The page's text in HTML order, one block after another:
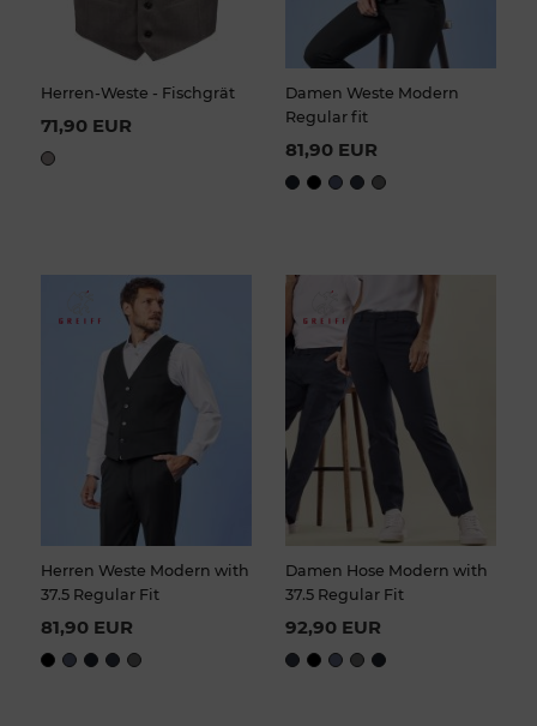
Herren-Weste - Fischgrät
71,90 EUR
Damen Weste Modern
Regular fit
81,90 EUR
Herren Weste Modern with
37.5 Regular Fit
81,90 EUR
Damen Hose Modern with
37.5 Regular Fit
92,90 EUR